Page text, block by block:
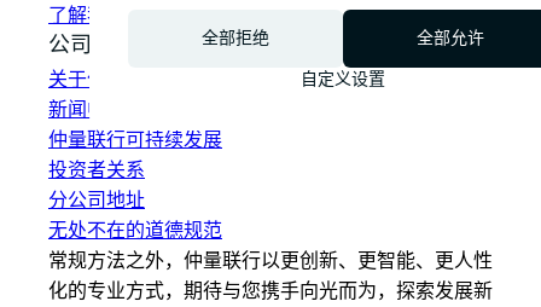
了解我们的员工
公司信息
关于仲量联行
新闻中心
仲量联行可持续发展
投资者关系
分公司地址
无处不在的道德规范
常规方法之外，仲量联行以更创新、更智能、更人性
化的专业方式，期待与您携手向光而为，探索发展新
全部拒绝
全部允许
自定义设置